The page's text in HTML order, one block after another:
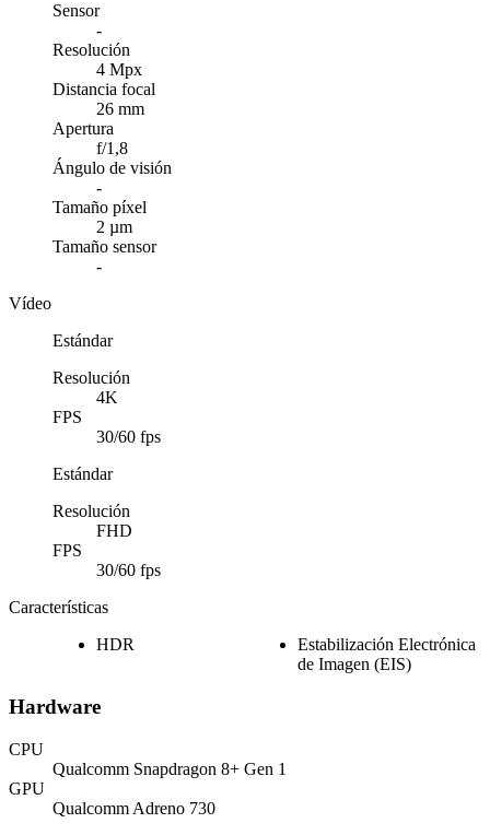
Sensor
-
Resolución
4 Mpx
Distancia focal
26 mm
Apertura
f/1,8
Ángulo de visión
-
Tamaño píxel
2 µm
Tamaño sensor
-
Vídeo
Estándar
Resolución
4K
FPS
30/60 fps
Estándar
Resolución
FHD
FPS
30/60 fps
Características
HDR
Estabilización Electrónica
de Imagen (EIS)
Hardware
CPU
Qualcomm Snapdragon 8+ Gen 1
GPU
Qualcomm Adreno 730